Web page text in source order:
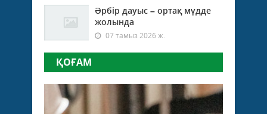
Әрбір дауыс – ортақ мүдде
жолында
07 тамыз 2026 ж.
ҚОҒАМ